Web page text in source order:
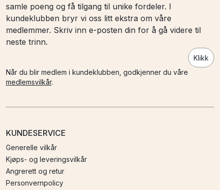
samle poeng og få tilgang til unike fordeler. I
kundeklubben bryr vi oss litt ekstra om våre
medlemmer. Skriv inn e-posten din for å gå videre til
neste trinn.
Klikk
Når du blir medlem i kundeklubben, godkjenner du våre
medlemsvilkår.
KUNDESERVICE
Generelle vilkår
Kjøps- og leveringsvilkår
Angrerett og retur
Personvernpolicy